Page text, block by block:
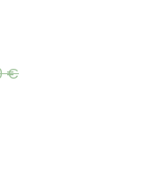
Preis:
€